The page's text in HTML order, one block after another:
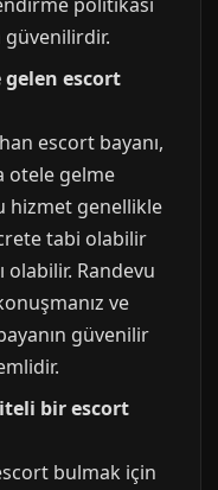
gelen escort
escort bayanı,
otele gelme
hizmet genellikle
tabi olabilir
olabilir. Randevu
ve
güvenilir
bir escort
bulmak için